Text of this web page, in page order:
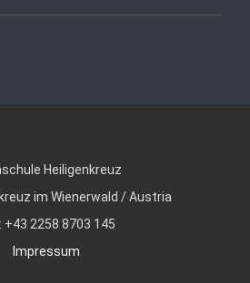
Heiligenkreuz
im Wienerwald / Austria
+43 2258 8703 145
Impressum